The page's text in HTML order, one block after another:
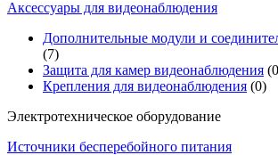
Аксессуары для видеонаблюдения
Дополнительные модули и
(7)
Защита для камер видеонаблюдения
Крепления для видеонаблюдения (0)
Электротехническое оборудование
Источники бесперебойного питания